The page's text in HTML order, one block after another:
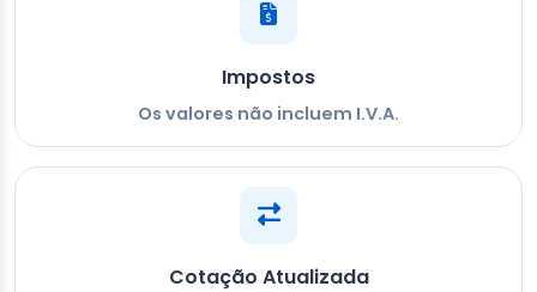
Impostos
Os valores não incluem I.V.A.
Cotação Atualizada